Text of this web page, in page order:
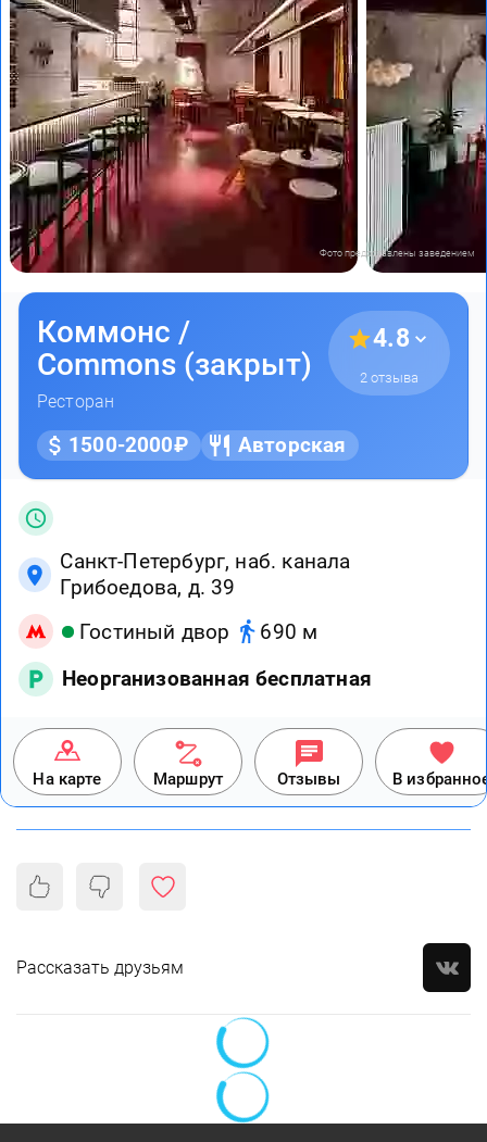
Фото предоставлены заведением
Коммонс /
Commons (закрыт)
Ресторан
4.8
2 отзыва
1500-2000₽ Авторская
Санкт-Петербург, наб. канала
Грибоедова, д. 39
Гостиный двор
690 м
Неорганизованная бесплатная
На карте Маршрут Отзывы В
Рассказать друзьям